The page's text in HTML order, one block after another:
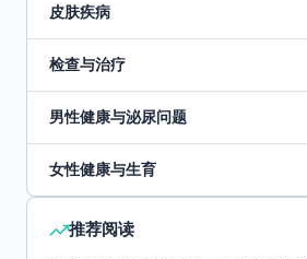
皮肤疾病
检查与治疗
男性健康与泌尿问题
女性健康与生育
推荐阅读